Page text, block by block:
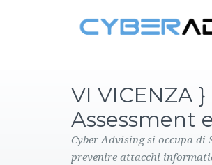
VI VICENZA
Assessment
Cyber Advising si occupa
prevenire attacchi